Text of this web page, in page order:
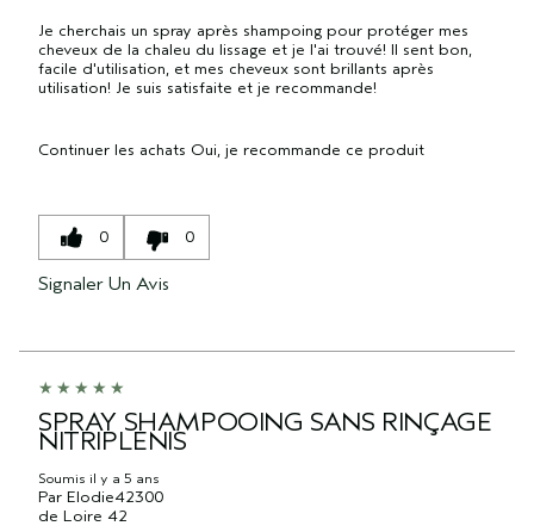
Je cherchais un spray après shampoing pour protéger mes
cheveux de la chaleu du lissage et je l'ai trouvé! Il sent bon,
facile d'utilisation, et mes cheveux sont brillants après
utilisation! Je suis satisfaite et je recommande!
Continuer les achats Oui, je recommande ce produit
0 0
Signaler Un Avis
SPRAY SHAMPOOING SANS RINÇAGE
NITRIPLENIS
Soumis il y a 5 ans
Par Elodie42300
de Loire 42